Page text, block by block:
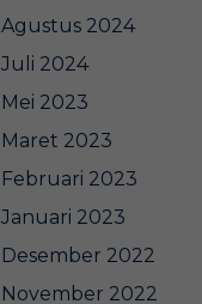
Agustus 2024
Juli 2024
Mei 2023
Maret 2023
Februari 2023
Januari 2023
Desember 2022
November 2022